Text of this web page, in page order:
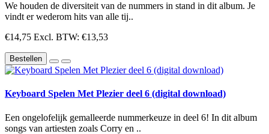
We houden de diversiteit van de nummers in stand in dit album. Je
vindt er wederom hits van alle tij..
€14,75 Excl. BTW: €13,53
Bestellen
Keyboard Spelen Met Plezier deel 6 (digital download)
Een ongelofelijk gemalleerde nummerkeuze in deel 6! In dit album
songs van artiesten zoals Corry en ..